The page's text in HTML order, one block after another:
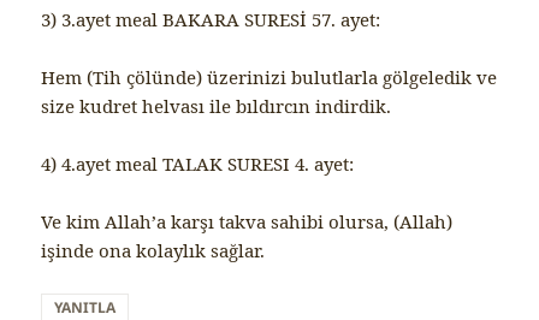
3) 3.ayet meal BAKARA SURESİ 57. ayet:
Hem (Tih çölünde) üzerinizi bulutlarla gölgeledik ve
size kudret helvası ile bıldırcın indirdik.
4) 4.ayet meal TALAK SURESI 4. ayet:
Ve kim Allah’a karşı takva sahibi olursa, (Allah)
işinde ona kolaylık sağlar.
YANITLA